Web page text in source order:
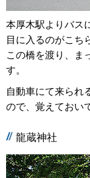
本厚木駅よりバス
目に入るのがこち
この橋を渡り、ま
す。
自動車にて来られ
ので、覚えておい
龍蔵神社